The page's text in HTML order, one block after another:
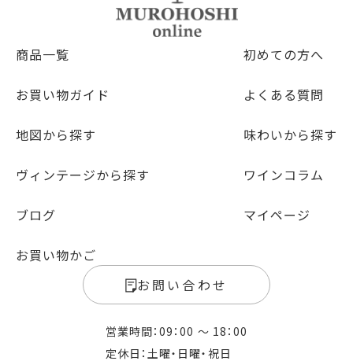
商品一覧 初めての方へ
お買い物ガイド よくある質問
味わいから探す
ヴィンテージから探す
地図から探す
ワインコラム
ブログ マイページ
お買い物かご
お問い合わせ
営業時間：09：00 〜 18：00
定休日：土曜・日曜・祝日